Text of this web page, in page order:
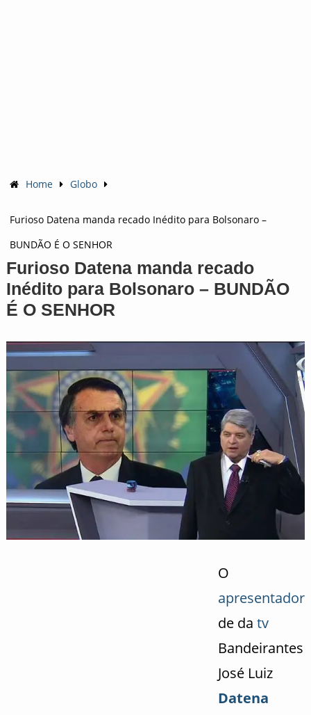
Home Globo
Furioso Datena manda recado Inédito para Bolsonaro –
BUNDÃO É O SENHOR
Furioso Datena manda recado
Inédito para Bolsonaro – BUNDÃO
É O SENHOR
O
apresentador
de da tv
Bandeirantes
José Luiz
Datena